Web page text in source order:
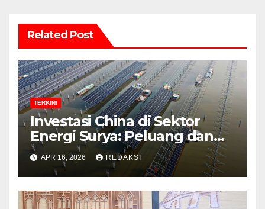
Related Post
TERKINI
Investasi China di Sektor
Energi Surya: Peluang dan
Strategi Indonesia?
APR 16, 2026 REDAKSI